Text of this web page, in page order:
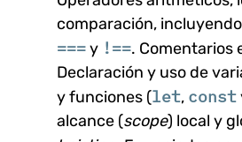
comparación,
===y !==. Comentarios
Declaración y uso de
y funciones (let, const
alcance (scope) local y